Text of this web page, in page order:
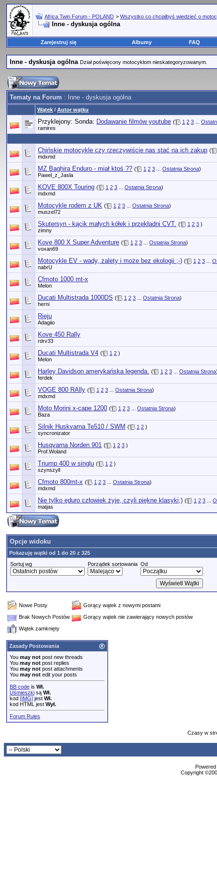
Africa Twin Forum - POLAND > Wszystko co chciałbyś wiedzieć o
Inne - dyskusja ogólna
Zarejestruj się Albumy FAQ
Inne - dyskusja ogólna Dział poświęcony motocyklom nieskategoryzowanym.
Tematy na Forum : Inne - dyskusja ogólna
Wątek / Autor wątku
Przyklejony: Sonda: Dodawanie filmów youtube ( 1 2 3
ramires
Chińskie motocykle czy rzeczywiście nas stać na ich zakup (
mdxmd
MZ Baghira Enduro - miał ktoś ?? ( 1 2 3 Ostatnia Strona)
Pawel_z_Jasla
KOVE 800X Touring ( 1 2 3 Ostatnia Strona)
mdxmd
Motocykle rodem z UK ( 1 2 3 Ostatnia Strona)
muszel72
Skutersyn - kącik małych kółek i przekładni CVT. ( 1 2 3 )
zimny
Kove 800 X Super Adventure ( 1 2 3 Ostatnia Strona)
voxan69
Motocykle EV - wady, zalety i może bez ekologii ;-) ( 1 2 3
nabrU
Cfmoto 1000 mt-x
Melon
Ducati Multistrada 1000DS ( 1 2 3 Ostatnia Strona)
herni
Rieju
Adagiio
Kove 450 Rally
rdrv33
Ducati Multistrada V4 ( 1 2 )
Melon
Harley Davidson amerykańska legenda. ( 1 2 3 Ostatnia Strona
ferdek
VOGE 800 RAlly ( 1 2 3 Ostatnia Strona)
mdxmd
Moto Morini x-cape 1200 ( 1 2 3 Ostatnia Strona)
Baza
Silnik Huskvarna Te510 / SWM ( 1 2 )
syncronizator
Husqvarna Norden 901 ( 1 2 3 )
Prof.Woland
Triump 400 w singlu ( 1 2 )
szynszyll
Cfmoto 800mt-x ( 1 2 3 Ostatnia Strona)
mdxmd
Nie tylko ęduro człowiek żyje, czyli piękne klasyki;) ( 1 2 3
matjas
Opcje widoku
Pokazuję wątki od 1 do 20 z 325
Sortuj wg
Porządek sortowania Od
Nowe Posty
Gorący wątek z nowymi postami
Brak Nowych Postów
Gorący wątek nie zawierający nowych postów
Wątek zamknięty
Zasady Postowania
You may not post new threads
You may not post replies
You may not post attachments
You may not edit your posts
BB code is Wł.
Uśmieszki są Wł.
kod [IMG] jest Wł.
kod HTML jest Wył.
Forum Rules
Czasy w
Copyright